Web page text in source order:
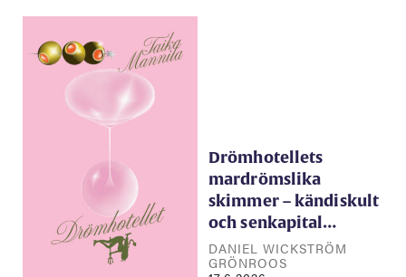
Drömhotellets
mardrömslika
skimmer – kändiskult
och senkapital…
DANIEL WICKSTRÖM
GRÖNROOS